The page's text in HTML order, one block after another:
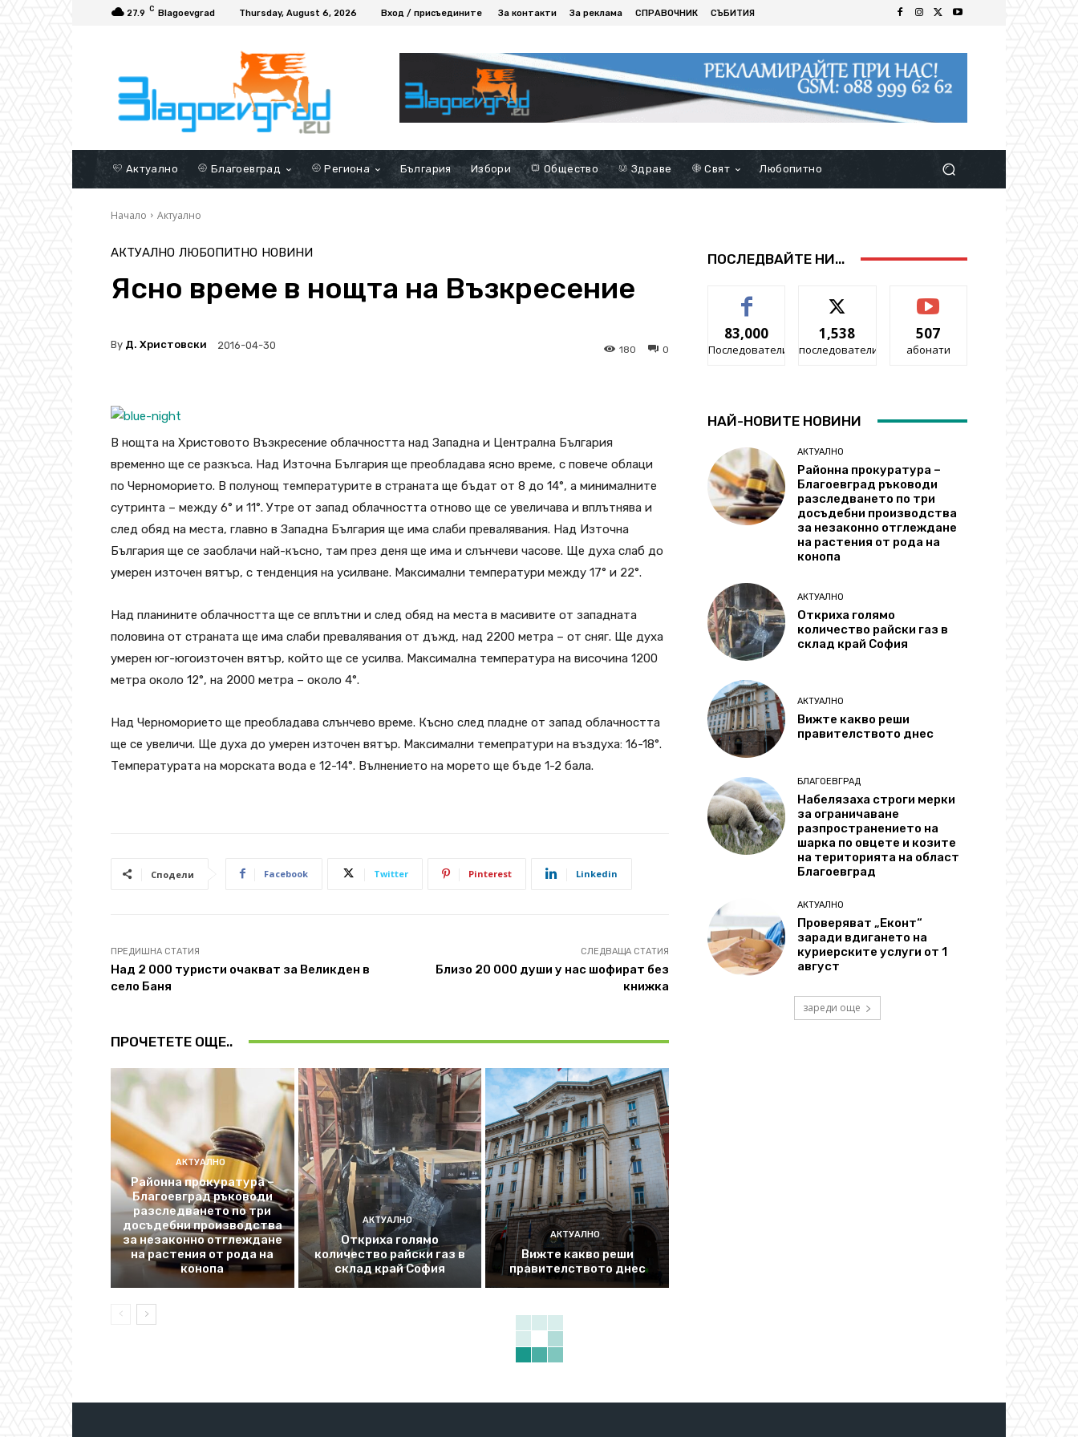
27.9 C Blagoevgrad Thursday, August 6, 2026 Вход / присъедините За контакти За реклама СПРАВОЧНИК СЪБИТИЯ
Актуално Благоевград Региона България Избори Общество Здраве Свят Любопитно
Начало Актуално
АКТУАЛНО ЛЮБОПИТНО НОВИНИ
Ясно време в нощта на Възкресение
By Д. Христовски 2016-04-30 0
180
В нощта на Христовото Възкресение облачността над Западна и Централна България
временно ще се разкъса. Над Източна България ще преобладава ясно време, с повече облаци
по Черноморието. В полунощ температурите в страната ще бъдат от 8 до 14°, а минималните
сутринта – между 6° и 11°. Утре от запад облачността отново ще се увеличава и вплътнява и
след обяд на места, главно в Западна България ще има слаби превалявания. Над Източна
България ще се заоблачи най-късно, там през деня ще има и слънчеви часове. Ще духа слаб до
умерен източен вятър, с тенденция на усилване. Максимални температури между 17° и 22°.
Над планините облачността ще се вплътни и след обяд на места в масивите от западната
половина от страната ще има слаби превалявания от дъжд, над 2200 метра – от сняг. Ще духа
умерен юг-югоизточен вятър, който ще се усилва. Максимална температура на височина 1200
метра около 12°, на 2000 метра – около 4°.
Над Черноморието ще преобладава слънчево време. Късно след пладне от запад облачността
ще се увеличи. Ще духа до умерен източен вятър. Максимални темепратури на въздуха: 16-18°.
Температурата на морската вода е 12-14°. Вълнението на морето ще бъде 1-2 бала.
Сподели Facebook Twitter Pinterest Linkedin
ПРЕДИШНА СТАТИЯ
Над 2 000 туристи очакват за Великден в
село Баня
СЛЕДВАЩА СТАТИЯ
Близо 20 000 души у нас шофират без
книжка
ПРОЧЕТЕТЕ ОЩЕ..
АКТУАЛНО
Районна прокуратура –
Благоевград ръководи
разследването по три
досъдебни производства
за незаконно отглеждане
на растения от рода на
конопа
АКТУАЛНО
Откриха голямо
количество райски газ в
склад край София
АКТУАЛНО
Вижте какво реши
правителството днес
ПОСЛЕДВАЙТЕ НИ...
83,000
Последователи
1,538
последователи
507
абонати
НАЙ-НОВИТЕ НОВИНИ
АКТУАЛНО
Районна прокуратура –
Благоевград ръководи
разследването по три
досъдебни производства
за незаконно отглеждане
на растения от рода на
конопа
АКТУАЛНО
Откриха голямо
количество райски газ в
склад край София
АКТУАЛНО
Вижте какво реши
правителството днес
БЛАГОЕВГРАД
Набелязаха строги мерки
за ограничаване
разпространението на
шарка по овцете и козите
на територията на област
Благоевград
АКТУАЛНО
Проверяват „Еконт“
заради вдигането на
куриерските услуги от 1
август
зареди още